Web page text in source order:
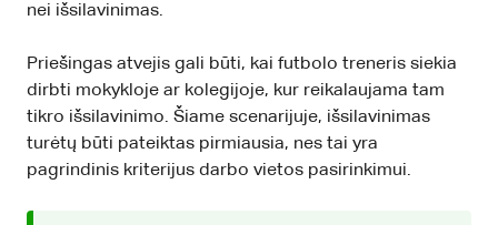
nei išsilavinimas.
Priešingas atvejis gali būti, kai futbolo treneris siekia
dirbti mokykloje ar kolegijoje, kur reikalaujama tam
tikro išsilavinimo. Šiame scenarijuje, išsilavinimas
turėtų būti pateiktas pirmiausia, nes tai yra
pagrindinis kriterijus darbo vietos pasirinkimui.